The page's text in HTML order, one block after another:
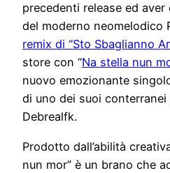
precedenti release ed aver
del moderno neomelodico
remix di “Sto Sbaglianno
store con “Na stella nun
nuovo emozionante
di uno dei suoi
Debrealfk.
Prodotto dall’abilità
nun mor” è un brano che